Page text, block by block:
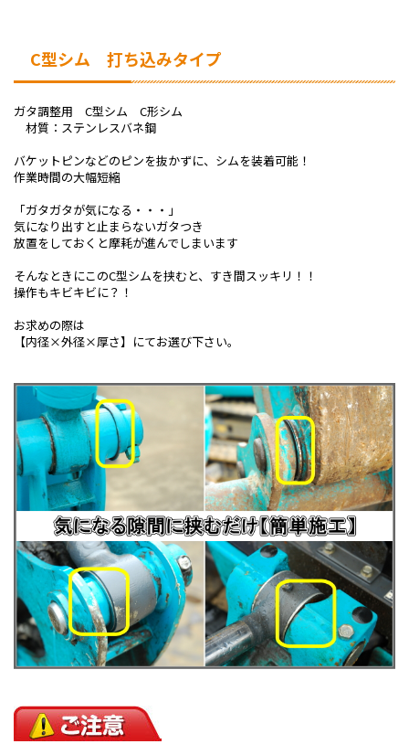
C型シム 打ち込みタイプ
ガタ調整用 C型シム C形シム
材質：ステンレスバネ鋼
バケットピンなどのピンを抜かずに、シムを装着可能！
作業時間の大幅短縮
「ガタガタが気になる・・・」
気になり出すと止まらないガタつき
放置をしておくと摩耗が進んでしまいます
そんなときにこのC型シムを挟むと、すき間スッキリ！！
操作もキビキビに？！
お求めの際は
【内径×外径×厚さ】にてお選び下さい。